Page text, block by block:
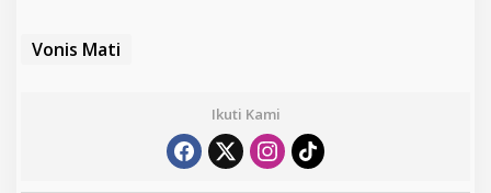
Vonis Mati
Ikuti Kami